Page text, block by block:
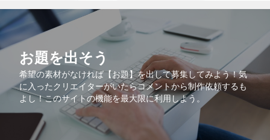
お題を出そう
希望の素材がなければ【お題】を出して募集してみよう！気
に入ったクリエイターがいたらコメントから制作依頼するも
よし！このサイトの機能を最大限に利用しよう。